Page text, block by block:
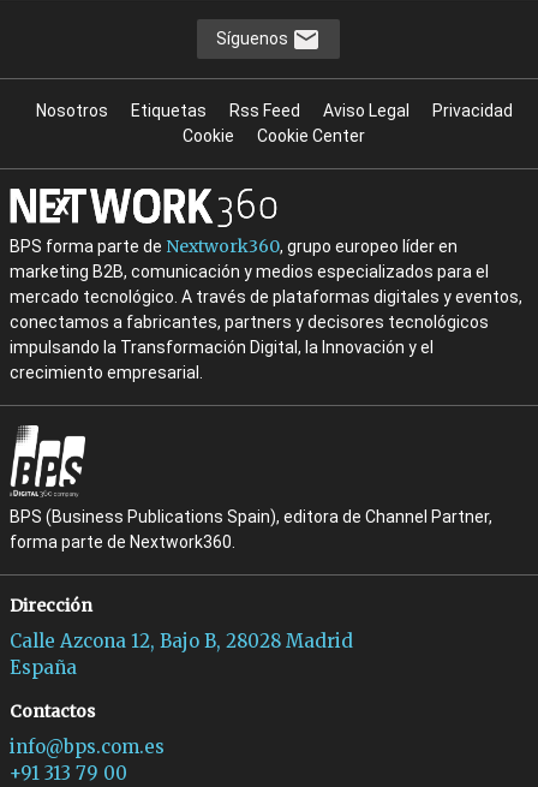
Síguenos
Nosotros Etiquetas Rss Feed Aviso Legal
Privacidad
Cookie
Cookie Center
BPS forma parte de Nextwork360, grupo europeo líder en
marketing B2B, comunicación y medios especializados para el
mercado tecnológico. A través de plataformas digitales y eventos,
conectamos a fabricantes, partners y decisores tecnológicos
impulsando la Transformación Digital, la Innovación y el
crecimiento empresarial.
BPS (Business Publications Spain), editora de Channel Partner,
forma parte de Nextwork360.
Dirección
Calle Azcona 12, Bajo B, 28028 Madrid
España
Contactos
info@bps.com.es
+91 313 79 00